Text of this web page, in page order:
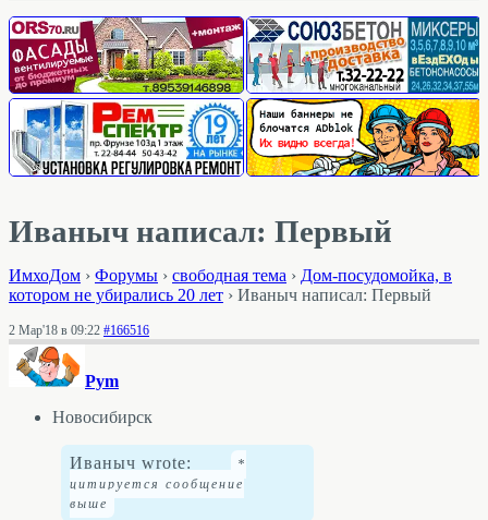
Иваныч написал: Первый
ИмхоДом › Форумы › свободная тема › Дом-посудомойка, в
котором не убирались 20 лет › Иваныч написал: Первый
2 Мар'18 в 09:22 #166516
Pym
Новосибирск
Иваныч wrote: